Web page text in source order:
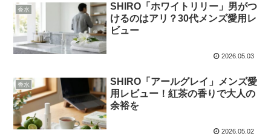
香水
SHIRO「ホワイトリリー」男がつ
けるのはアリ？30代メンズ愛用レ
ビュー
2026.05.03
香水
SHIRO「アールグレイ」メンズ愛
用レビュー！紅茶の香りで大人の
余裕を
2026.05.02